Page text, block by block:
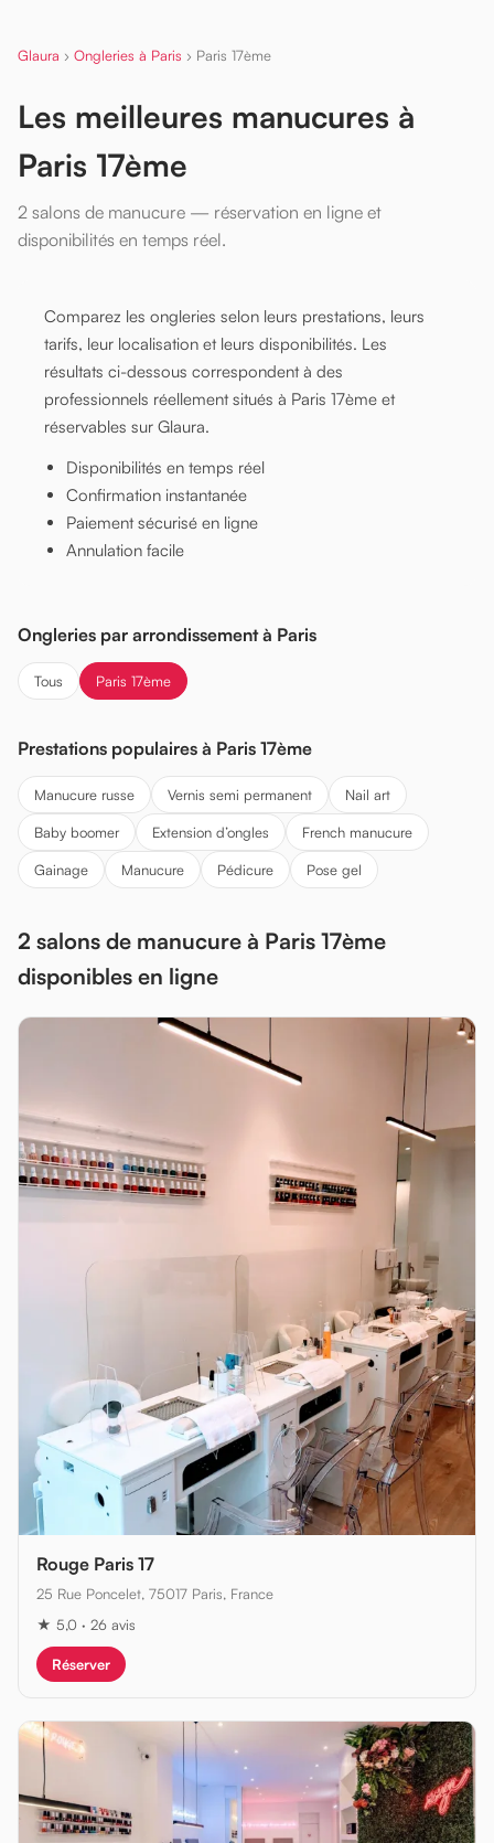
Glaura › Ongleries à Paris › Paris 17ème
Les meilleures manucures à
Paris 17ème
2 salons de manucure — réservation en ligne et
disponibilités en temps réel.
Comparez les ongleries selon leurs prestations, leurs
tarifs, leur localisation et leurs disponibilités. Les
résultats ci-dessous correspondent à des
professionnels réellement situés à Paris 17ème et
réservables sur Glaura.
Disponibilités en temps réel
Confirmation instantanée
Paiement sécurisé en ligne
Annulation facile
Ongleries par arrondissement à Paris
Tous Paris 17ème
Prestations populaires à Paris 17ème
Manucure russe Vernis semi permanent Nail art
Baby boomer Extension d’ongles French manucure
Gainage Manucure Pédicure Pose gel
2 salons de manucure à Paris 17ème
disponibles en ligne
Rouge Paris 17
25 Rue Poncelet, 75017 Paris, France
★ 5,0 · 26 avis
Réserver